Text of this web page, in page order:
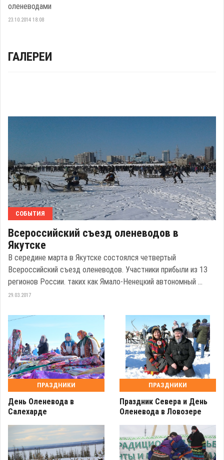
оленеводами
23.10.2014 18:08
ГАЛЕРЕИ
СОБЫТИЯ
Всероссийский съезд оленеводов в
Якутске
В середине марта в Якутске состоялся четвертый
Всероссийский съезд оленеводов. Участники прибыли из 13
регионов России. таких как Ямало-Ненецкий автономный ...
29.03.2017
ПРАЗДНИКИ
День Оленевода в
Салехарде
ПРАЗДНИКИ
Праздник Севера и День
Оленевода в Ловозере